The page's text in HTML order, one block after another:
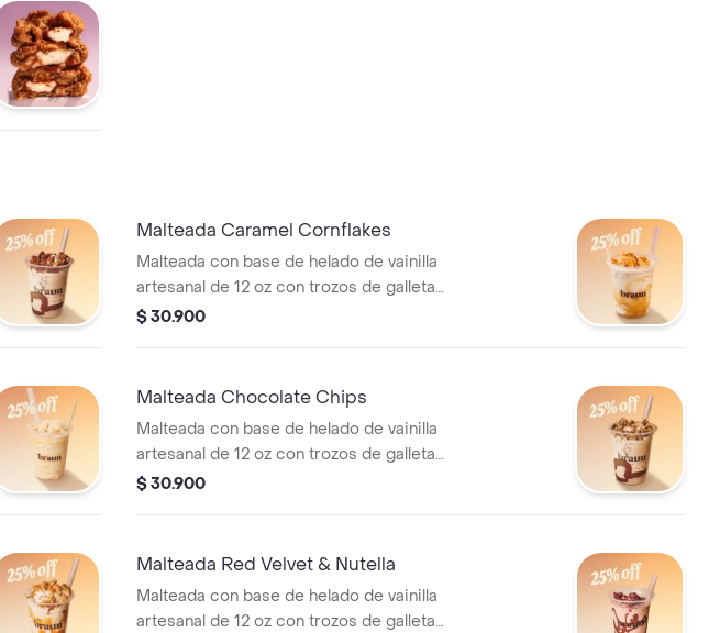
Malteada Caramel Cornflakes
Malteada con base de helado de vainilla
artesanal de 12 oz con trozos de galleta
caramel cornflakes.
$ 30.900
Malteada Chocolate Chips
Malteada con base de helado de vainilla
artesanal de 12 oz con trozos de galleta
de chocolate chips y salsa de chocolate
$ 30.900
Malteada Red Velvet & Nutella
Malteada con base de helado de vainilla
artesanal de 12 oz con trozos de galleta